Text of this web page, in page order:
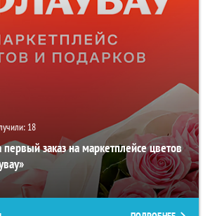
18
заказ на маркетплейсе цветов